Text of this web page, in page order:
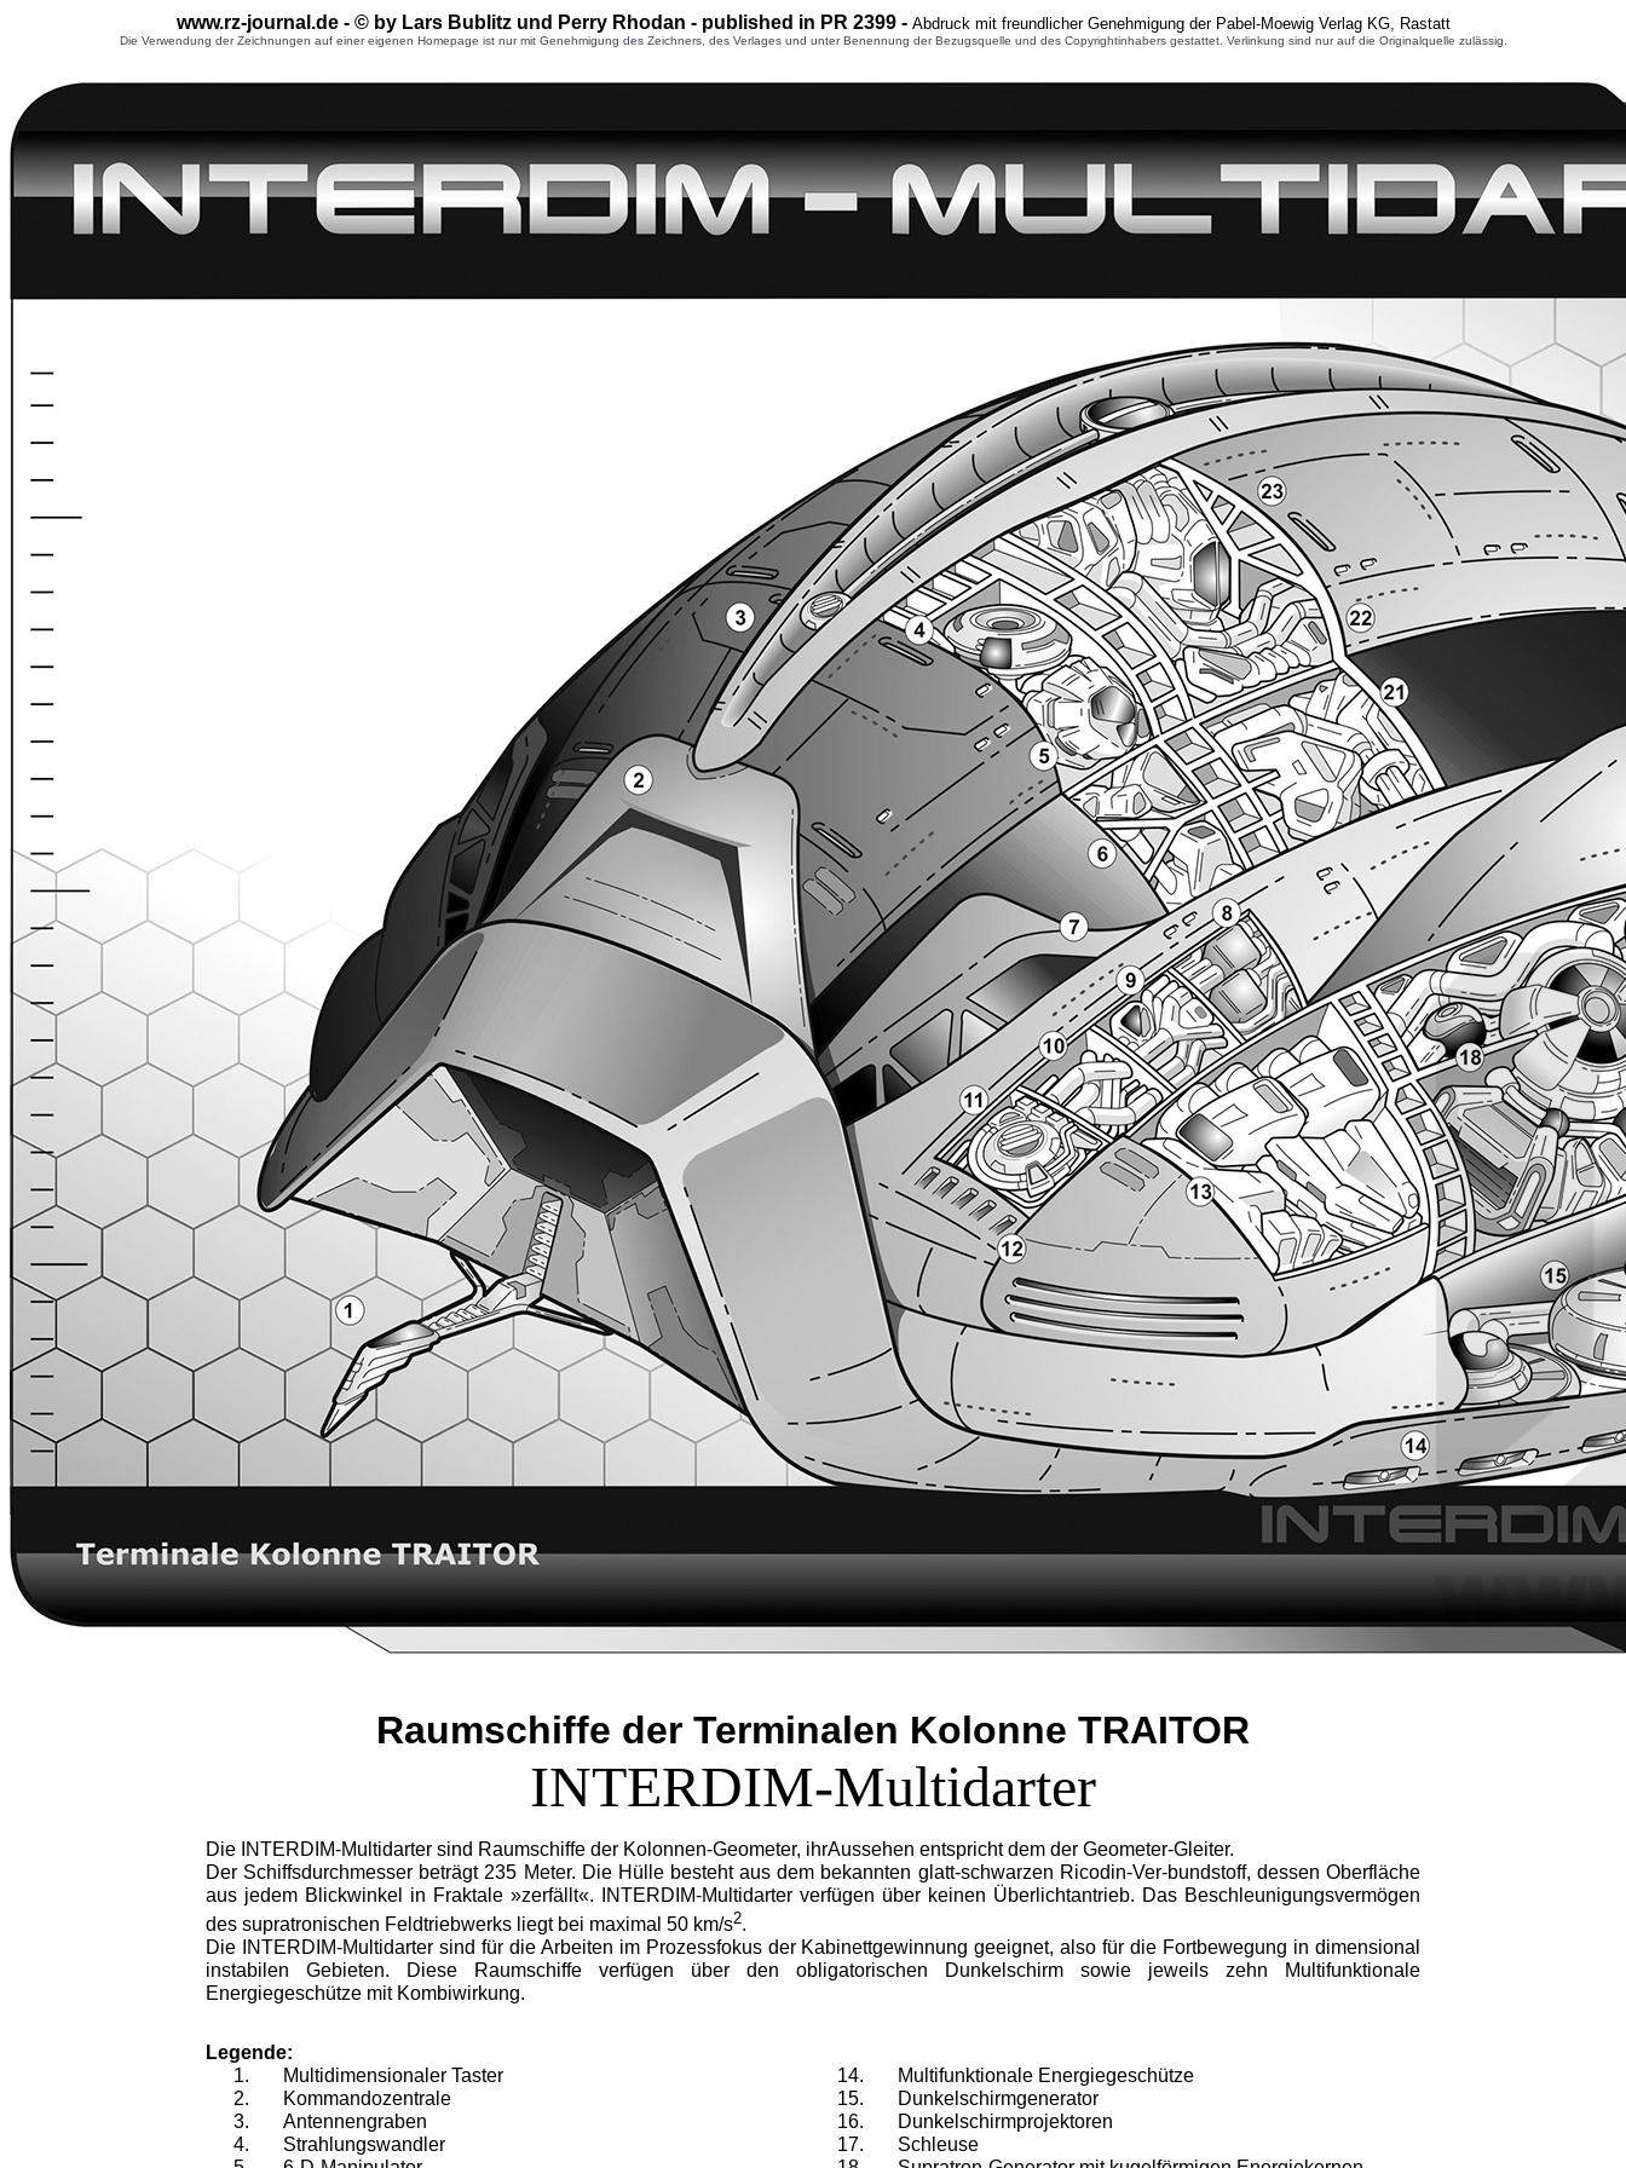
www.rz-journal.de - © by Lars Bublitz und Perry Rhodan - published in PR 2399 - Abdruck mit freundlicher Genehmigung der Pabel-Moewig Verlag KG, Rastatt
Die Verwendung der Zeichnungen auf einer eigenen Homepage ist nur mit Genehmigung des Zeichners, des Verlages und unter Benennung der Bezugsquelle und des Copyrightinhabers gestattet. Verlinkung sind nur auf die Originalquelle zulässig.
Raumschiffe der Terminalen Kolonne TRAITOR
INTERDIM-Multidarter
Die INTERDIM-Multidarter sind Raumschiffe der Kolonnen-Geometer, ihrAussehen entspricht dem der Geometer-Gleiter.
Der Schiffsdurchmesser beträgt 235 Meter. Die Hülle besteht aus dem bekannten glatt-schwarzen Ricodin-Ver-bundstoff, dessen Oberfläche
aus jedem Blickwinkel in Fraktale »zerfällt«. INTERDIM-Multidarter verfügen über keinen Überlichtantrieb. Das Beschleunigungsvermögen
des supratronischen Feldtriebwerks liegt bei maximal 50 km/s2.
Die INTERDIM-Multidarter sind für die Arbeiten im Prozessfokus der Kabinettgewinnung geeignet, also für die Fortbewegung in dimensional
instabilen Gebieten. Diese Raumschiffe verfügen über den obligatorischen Dun­kelschirm sowie jeweils zehn Multifunktionale
Energiegeschütze mit Kombiwirkung.
Legende:
Multidimensionaler Taster
Kommandozentrale
Antennengraben
Strahlungswandler
Multifunktionale Energiegeschütze
Dunkelschirmgenerator
Dunkelschirmprojektoren
Schleuse